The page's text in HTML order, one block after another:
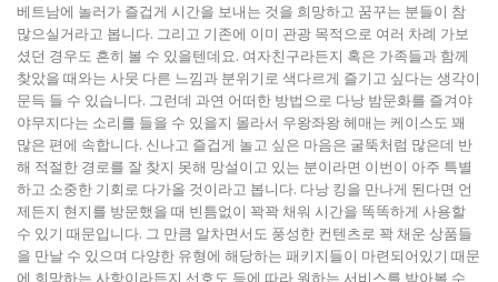
베트남에 놀러가 즐겁게 시간을 보내는 것을 희망하고 꿈꾸는 분들이 참
많으실거라고 봅니다. 그리고 기존에 이미 관광 목적으로 여러 차례 가보
셨던 경우도 흔히 볼 수 있을텐데요. 여자친구라든지 혹은 가족들과 함께
찾았을 때와는 사뭇 다른 느낌과 분위기로 색다르게 즐기고 싶다는 생각이
문득 들 수 있습니다. 그런데 과연 어떠한 방법으로 다낭 밤문화를 즐겨야
야무지다는 소리를 들을 수 있을지 몰라서 우왕좌왕 헤매는 케이스도 꽤
많은 편에 속합니다. 신나고 즐겁게 놀고 싶은 마음은 굴뚝처럼 많은데 반
해 적절한 경로를 잘 찾지 못해 망설이고 있는 분이라면 이번이 아주 특별
하고 소중한 기회로 다가올 것이라고 봅니다. 다낭 킹을 만나게 된다면 언
제든지 현지를 방문했을 때 빈틈없이 꽉꽉 채워 시간을 똑똑하게 사용할
수 있기 때문입니다. 그 만큼 알차면서도 풍성한 컨텐츠로 꽉 채운 상품들
을 만날 수 있으며 다양한 유형에 해당하는 패키지들이 마련되어있기 때문
에 희망하는 사항이라든지 선호도 등에 따라 원하는 서비스를 받아볼 수